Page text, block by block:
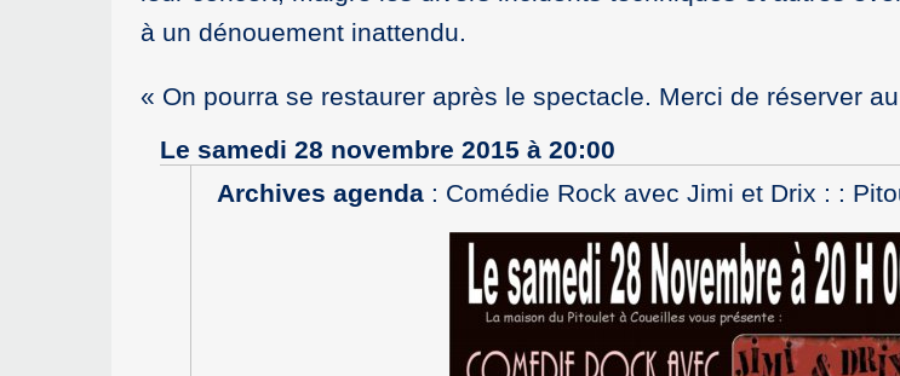
à un dénouement inattendu.
On pourra se restaurer après le spectacle. Merci de réserver
Le samedi 28 novembre 2015 à 20:00
Archives agenda : Comédie Rock avec Jimi et Drix : :